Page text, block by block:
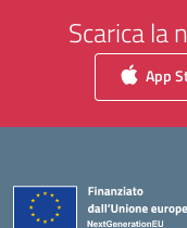
Scarica la
App